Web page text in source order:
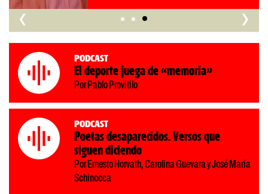
‹ ›
Podcast
El deporte juega de «memoria»
Por Pablo Provitilo
Podcast
Poetas desaparecidos. Versos que
siguen diciendo
Por Ernesto Horvath, Carolina Guevara y José María
Schinocca